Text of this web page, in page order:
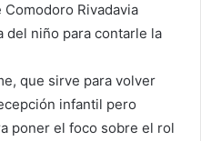
Rivadavia
del niño para contarle la
que sirve para volver
infantil pero
poner el foco sobre el rol